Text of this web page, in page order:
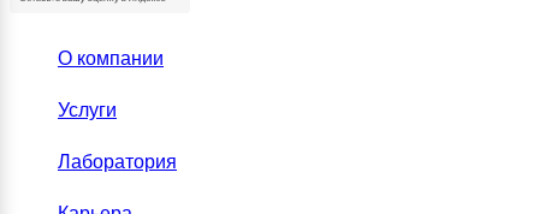
О компании
Услуги
Лаборатория